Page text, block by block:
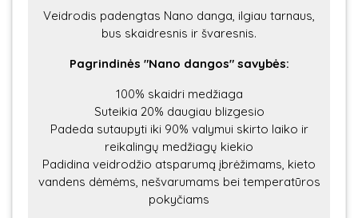
Veidrodis padengtas Nano danga, ilgiau tarnaus,
bus skaidresnis ir švaresnis.
Pagrindinės "Nano dangos" savybės:
100% skaidri medžiaga
Suteikia 20% daugiau blizgesio
Padeda sutaupyti iki 90% valymui skirto laiko ir
reikalingų medžiagų kiekio
Padidina veidrodžio atsparumą įbrėžimams, kieto
vandens dėmėms, nešvarumams bei temperatūros
pokyčiams